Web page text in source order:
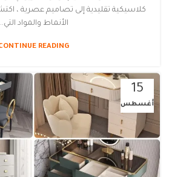
كلاسيكية تقليدية إلى تصاميم عصرية ،
الأنماط والمواد
READING
15
أغسطس